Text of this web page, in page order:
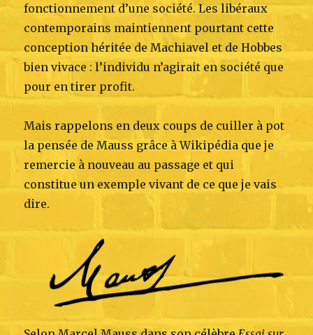
fonctionnement d’une société. Les libéraux
contemporains maintiennent pourtant cette
conception héritée de Machiavel et de Hobbes
bien vivace : l’individu n’agirait en société que
pour en tirer profit.
Mais rappelons en deux coups de cuiller à pot
la pensée de Mauss grâce à Wikipédia que je
remercie à nouveau au passage et qui
constitue un exemple vivant de ce que je vais
dire.